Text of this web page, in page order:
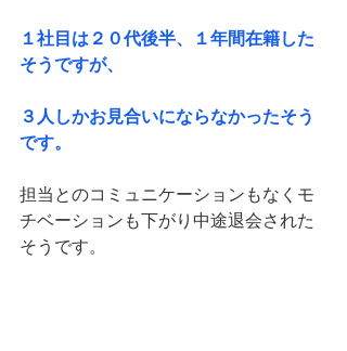
１社目は２０代後半、１年間在籍した
そうですが、
３人しかお見合いにならなかったそう
です。
担当とのコミュニケーションもなくモ
チベーションも下がり中途退会された
そうです。